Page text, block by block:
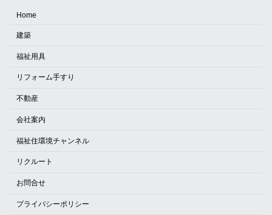
Home
建築
福祉用具
リフォーム手すり
不動産
会社案内
福祉住環境チャンネル
リクルート
お問合せ
プライバシーポリシー